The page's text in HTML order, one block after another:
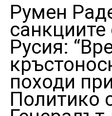
Румен
Русия:
походи
Политико